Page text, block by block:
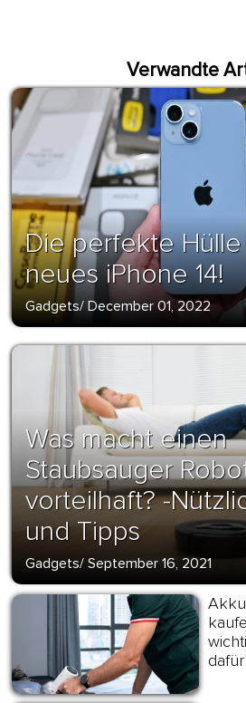
Verwandte
Die perfekte Hülle
neues iPhone 14!
Gadgets/ December 01, 2022
Was macht einen
Staubsauger
vorteilhaft? -
und Tipps
Gadgets/ September 16, 2021